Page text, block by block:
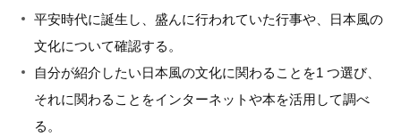
平安時代に誕生し、盛んに行われていた行事や、日本風の
文化について確認する。
自分が紹介したい日本風の文化に関わることを1 つ選び、
それに関わることをインターネットや本を活用して調べ
る。